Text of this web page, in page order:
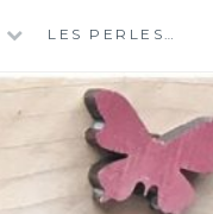
LES PERLES…